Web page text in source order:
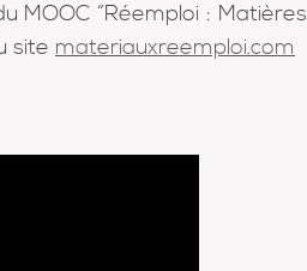
MOOC “Réemploi : Matières
site materiauxreemploi.com